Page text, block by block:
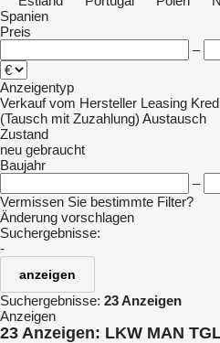
Spanien
Preis
–
Anzeigentyp
Verkauf vom Hersteller Leasing
(Tausch mit Zuzahlung) Austausch
Zustand
neu gebraucht
Baujahr
–
Vermissen Sie bestimmte Filter?
Änderung vorschlagen
Suchergebnisse:
-
anzeigen
Suchergebnisse: 23 Anzeigen
Anzeigen
23 Anzeigen: LKW MAN